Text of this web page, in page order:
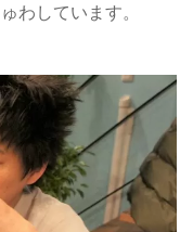
わしています。